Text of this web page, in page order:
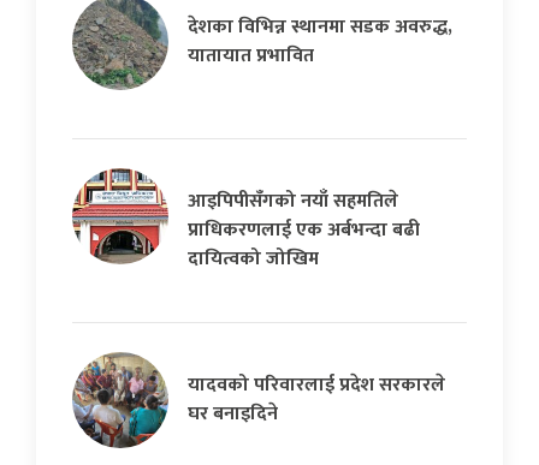
देशका विभिन्न स्थानमा सडक अवरुद्ध,
यातायात प्रभावित
आइपिपीसँगको नयाँ सहमतिले
प्राधिकरणलाई एक अर्बभन्दा बढी
दायित्वको जोखिम
यादवको परिवारलाई प्रदेश सरकारले
घर बनाइदिने